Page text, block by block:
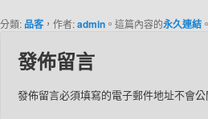
分類: 品客 ，作者:admin 。這篇內容的永久連結 。
發佈留言
發佈留言必須填寫的電子郵件地址不會公